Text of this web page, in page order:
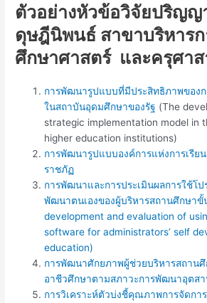
ตัวอย่างหัวข้อวิจัยปริญญ
ดุษฎีนิพนธ์ สาขาบริหาร
ศึกษาศาสตร์ และครุศา
การพัฒนารูปแบบที่มีประสิทธิภาพของ
ในสถาบันอุดมศึกษาของรัฐ (The
strategic implementation model in
higher education institutions)
การพัฒนารูปแบบองค์การแห่งการเรีย
ราชภัฏ
การพัฒนาและการประเมินผลการใช้โ
พัฒนาตนเองของผู้บริหารสถานศึกษา
development and evaluation of
software for administrators’ self
education)
การพัฒนาศักยภาพผู้ช่วยบริหารสถาน
อาชีวศึกษาตามสภาวะการพัฒนาอุตสา
การวิเคราะห์ตัวบ่งชี้คุณภาพการจัดกา